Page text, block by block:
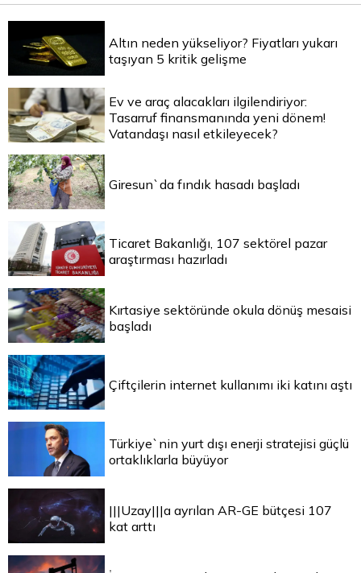
Altın neden yükseliyor? Fiyatları yukarı
taşıyan 5 kritik gelişme
Ev ve araç alacakları ilgilendiriyor:
Tasarruf finansmanında yeni dönem!
Vatandaşı nasıl etkileyecek?
Giresun`da fındık hasadı başladı
Ticaret Bakanlığı, 107 sektörel pazar
araştırması hazırladı
Kırtasiye sektöründe okula dönüş mesaisi
başladı
Çiftçilerin internet kullanımı iki katını aştı
Türkiye`nin yurt dışı enerji stratejisi güçlü
ortaklıklarla büyüyor
|||Uzay|||a ayrılan AR-GE bütçesi 107
kat arttı